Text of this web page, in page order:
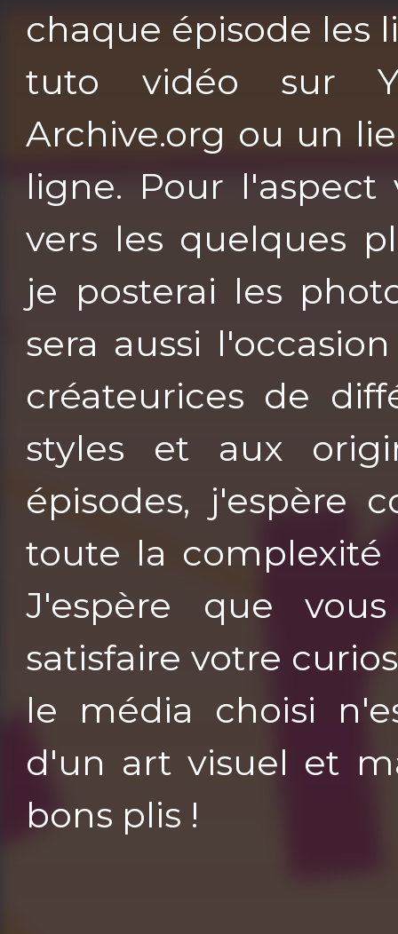
chaque épisode les
tuto vidéo sur
Archive.org ou un
ligne. Pour l'aspect
vers les quelques
je posterai les
sera aussi
créateurices de
styles et aux
épisodes, j'espère
toute la complexité
J'espère que
satisfaire votre
le média choisi
d'un art visuel et
bons plis !